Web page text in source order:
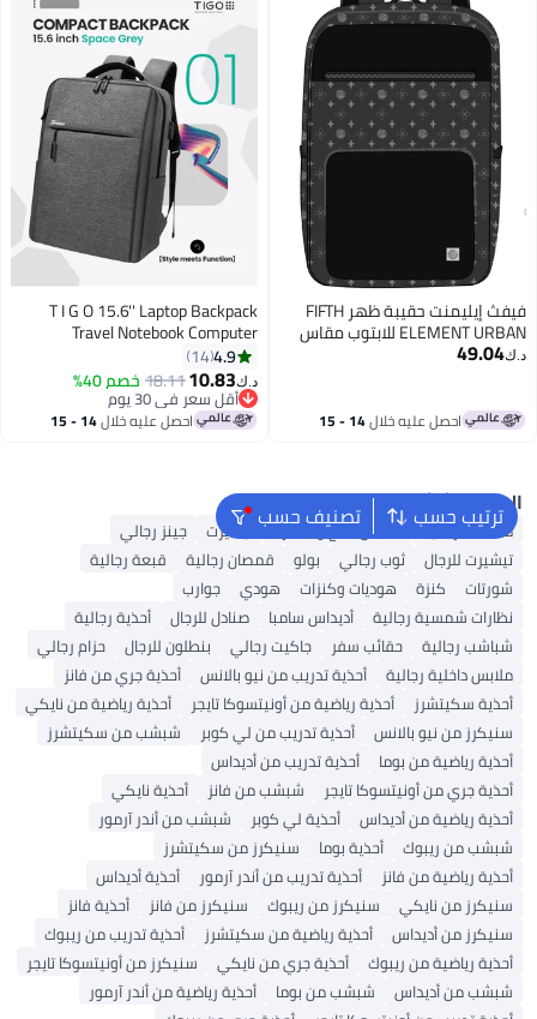
فيفث إيليمنت حقيبة ظهر FIFTH
ELEMENT URBAN للابتوب مقاس
16 بوصة مضادة للسرقة مزودةد.ك‏49.04
احصل عليه خلال 14 - 15
T I G O 15.6'' Laptop Backpack
Travel Notebook Computer
Backpack Men Women Water
Resistant Business Laptop Bag
With USB Charging Port College
School Casual Daypack Student
4.9
14
د.ك‏10.83
18.11 خصم 40%
أقل سعر في 30 يوم
أقل سعر في 30 يوماحصل عليه خلال 14 - 15
ترتيب حسب تصنيف حسب البحث الشائع
محفظة رجالية ملابس الحج والعمرة تيشيرت
جينز رجالي
تيشيرت للرجال
ثوب رجالي بولو قمصان رجالية
قبعة رجالية
شورتات
كنزة هوديات وكنزات هودي
جوارب
نظارات شمسية رجالية
أديداس سامبا صنادل للرجال
أحذية رجالية
شباشب رجالية
حقائب سفر جاكيت رجالي بنطلون للرجال
حزام رجالي
ملابس داخلية رجالية
أحذية تدريب من نيو بالانس
أحذية جري من فانز
أحذية سكيتشرز
أحذية رياضية من أونيتسوكا تايجر
أحذية رياضية من نايكي
سنيكرز من نيو بالانس
أحذية تدريب من لي كوبر
شبشب من سكيتشرز
أحذية رياضية من بوما
أحذية تدريب من أديداس
أحذية جري من أونيتسوكا تايجر
شبشب من فانز
أحذية نايكي
أحذية رياضية من أديداس
أحذية لي كوبر
شبشب من أندر آرمور
شبشب من ريبوك
أحذية بوما
سنيكرز من سكيتشرز
أحذية رياضية من فانز
أحذية تدريب من أندر آرمور
أحذية أديداس
سنيكرز من نايكي
سنيكرز من ريبوك سنيكرز من فانز
أحذية فانز
سنيكرز من أديداس
أحذية رياضية من سكيتشرز
أحذية تدريب من ريبوك
أحذية رياضية من ريبوك
أحذية جري من نايكي
سنيكرز من أونيتسوكا تايجر
شبشب من أديداس
شبشب من بوما
أحذية رياضية من أندر آرمور